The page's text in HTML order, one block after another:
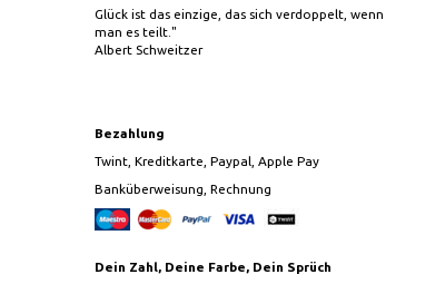
Glück ist das einzige, das sich verdoppelt, wenn
man es teilt."
Albert Schweitzer
Bezahlung
Twint, Kreditkarte, Paypal, Apple Pay
Banküberweisung, Rechnung
Dein Zahl, Deine Farbe, Dein Sprüch